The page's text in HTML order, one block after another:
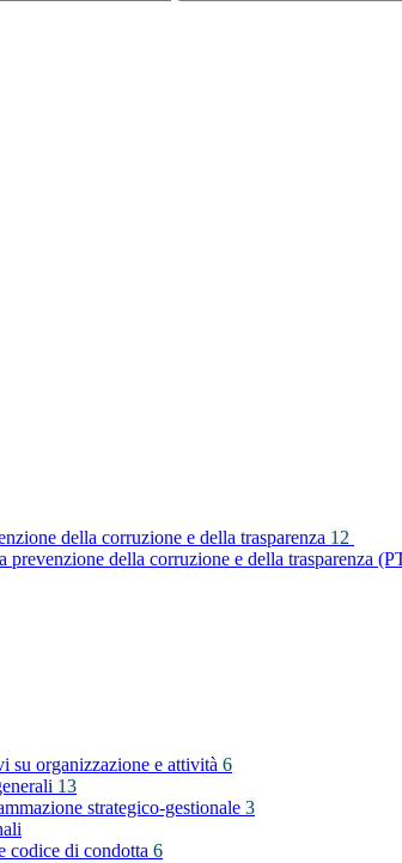
della corruzione e della trasparenza 12
prevenzione della corruzione e della trasparenza
su organizzazione e attività 6
13
strategico-gestionale 3
codice di condotta 6